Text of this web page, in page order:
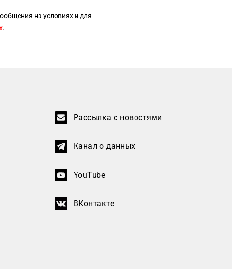
на условиях и для
.
Рассылка с новостями
Канал о данных
YouTube
ВКонтакте